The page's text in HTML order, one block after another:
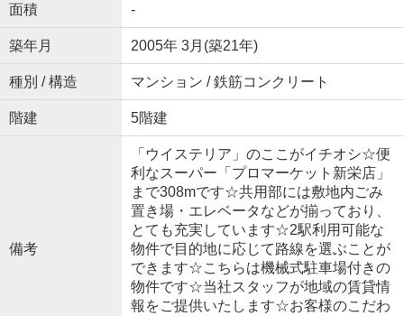
面積 -
築年月 2005年 3月(築21年)
種別 / 構造 マンション / 鉄筋コンクリート
階建 5階建
備考
「ウイステリア」のここがイチオシ☆便
利なスーパー「プロマーケット新栄店」
まで308mです☆共用部には敷地内ごみ
置き場・エレベータなどが揃っており、
とても充実しています☆2駅利用可能な
物件で目的地に応じて路線を選ぶことが
できます☆こちらは機械式駐車場付きの
物件です☆当社スタッフが地域の賃貸情
報をご提供いたします☆お客様のこだわ